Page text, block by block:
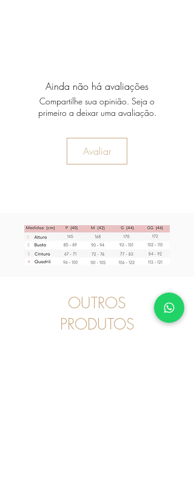
Ainda não há avaliações
Compartilhe sua opinião. Seja o
primeiro a deixar uma avaliação.
Avaliar
OUTROS
PRODUTOS